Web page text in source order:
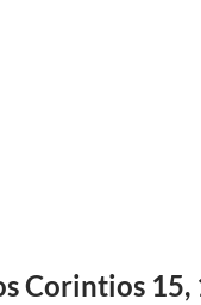
Corintios 15,